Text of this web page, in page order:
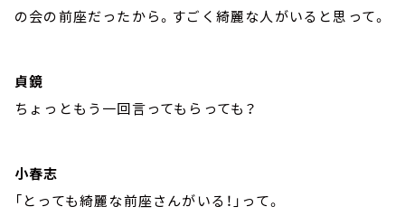
の会の前座だったから。すごく綺麗な人がいると思って。
貞鏡
ちょっともう一回言ってもらっても？
小春志
「とっても綺麗な前座さんがいる！」って。